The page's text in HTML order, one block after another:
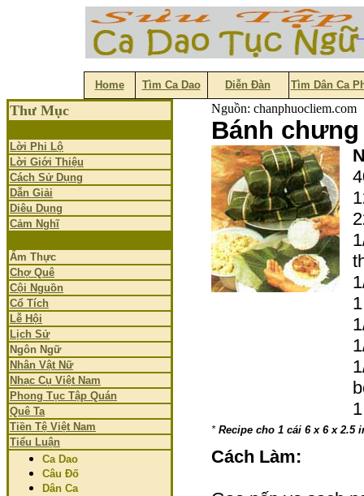
Home Tìm Ca Dao Diễn Đàn Tìm Dân Ca
Thư Mục
Lời Phi Lộ
Lời Giới Thiệu
Cách Sử Dụng
Dẫn Giải
Diêu Dụng
Cảm Nghĩ
Ẩm Thực
Chợ Quê
Cội Nguồn
Cổ Tích
Lễ Hội
Lịch Sử
Ngôn Ngữ
Nhân Vật Nữ
Nhạc Cụ Việt Nam
Phong Tục Tập Quán
Quê Ta
Tiền Tệ Việt Nam
Tiểu Luận
Ca Dao
Câu Đố
Dân Ca
Nguồn: chanphuocliem.com
Bánh chưng
* Recipe cho 1 cái 6 x 6 x 2.5
Cách Làm: